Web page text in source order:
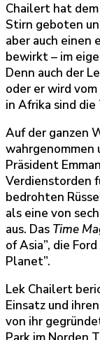
Chailert hat
Stirn geboten
aber auch einen
bewirkt – im
Denn auch der
oder er wird
in Afrika sind die
Auf der ganzen
wahrgenommen
Präsident
Verdienstorden
bedrohten
als eine von
aus. Das Time
of Asia”, die
Planet”.
Lek Chailert
Einsatz und
von ihr